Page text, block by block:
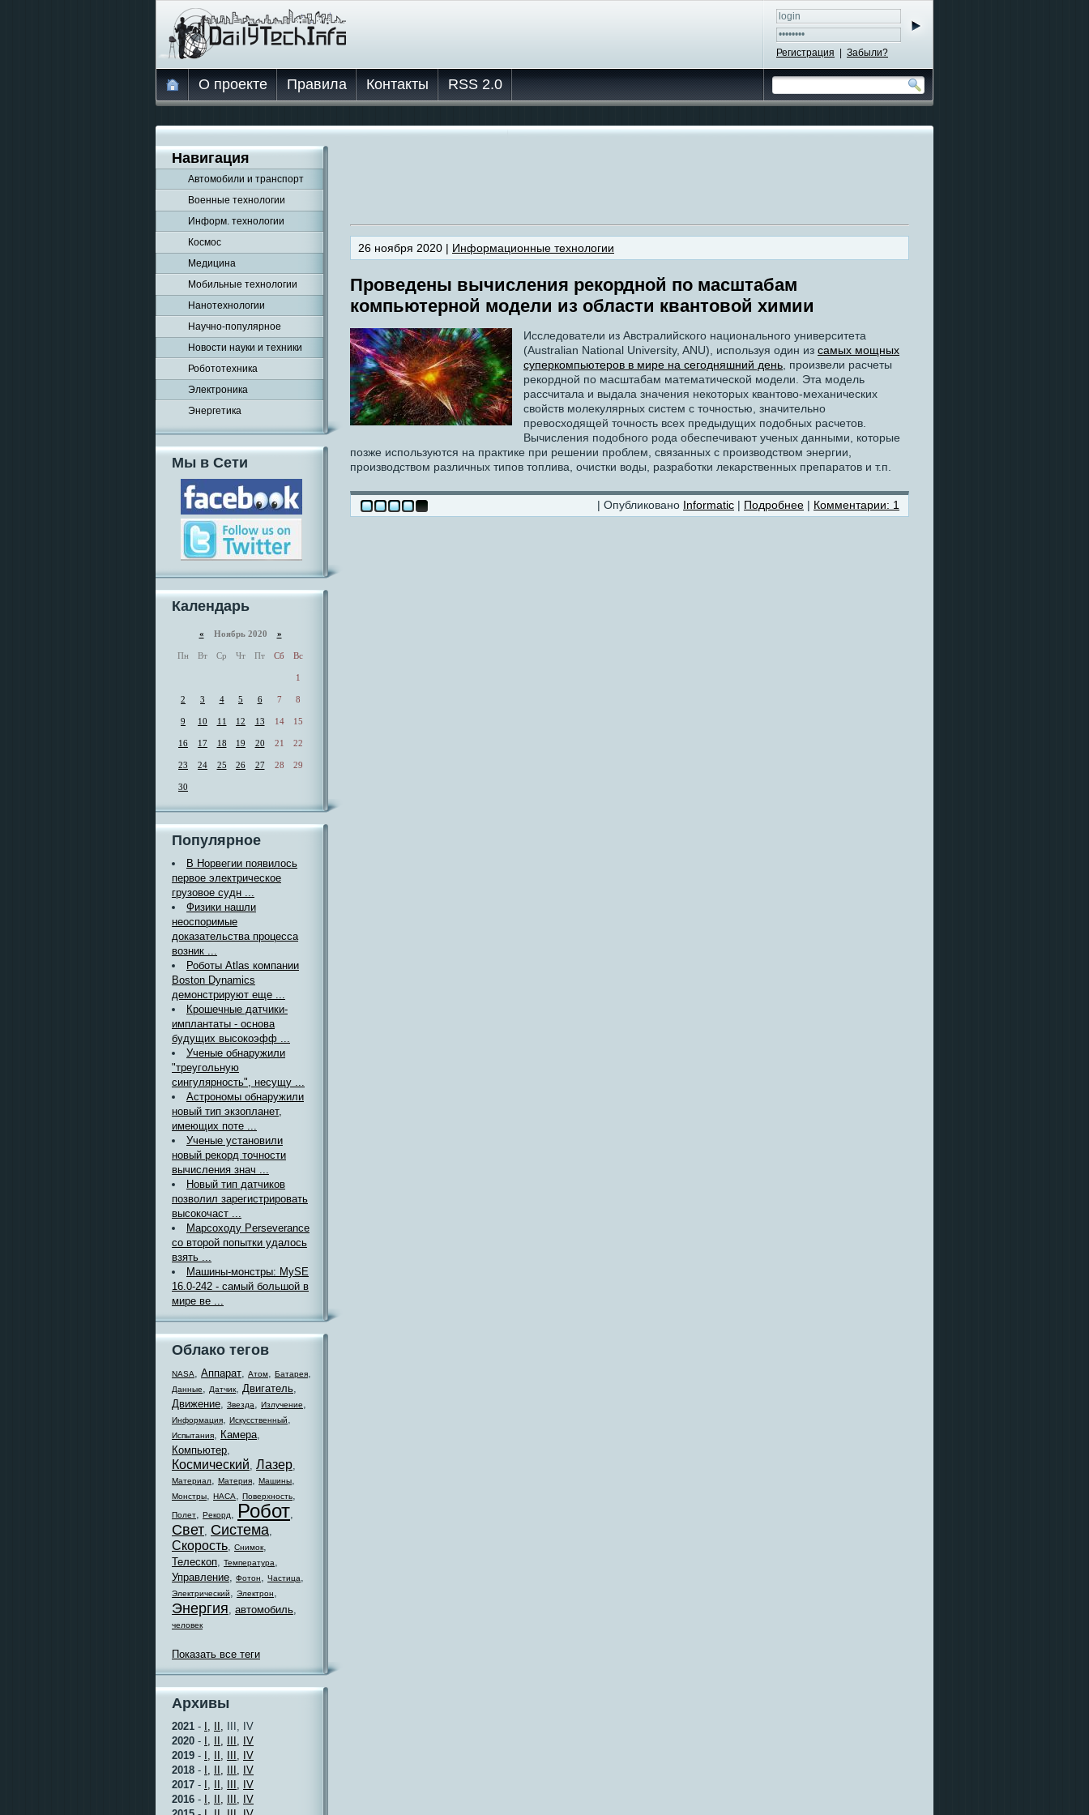
Регистрация Забыли?
О проекте Правила Контакты RSS 2.0
Навигация
Автомобили и транспорт
Военные технологии
Информ. технологии
Космос
Медицина
Мобильные технологии
Нанотехнологии
Научно-популярное
Новости науки и техники
Робототехника
Электроника
Энергетика
Мы в Сети
Календарь
« Ноябрь 2020 »
Пн Вт Ср Чт Пт Сб Вс
1
2 3 4 5 6 7 8
9 10 11 12 13 14 15
16 17 18 19 20 21 22
23 24 25 26 27 28 29
30
Популярное
В Норвегии появилось
первое электрическое
грузовое судн ...
Физики нашли
неоспоримые
доказательства процесса
возник ...
Роботы Atlas компании
Boston Dynamics
демонстрируют еще ...
Крошечные датчики-
имплантаты - основа
будущих высокоэфф ...
Ученые обнаружили
"треугольную
сингулярность", несущу ...
Астрономы обнаружили
новый тип экзопланет,
имеющих поте ...
Ученые установили
новый рекорд точности
вычисления знач ...
Новый тип датчиков
позволил зарегистрировать
высокочаст ...
Марсоходу Perseverance
со второй попытки удалось
взять ...
Машины-монстры: MySE
16.0-242 - самый большой в
мире ве ...
Облако тегов
NASA, Аппарат, Атом, Батарея,
Данные, Датчик, Двигатель,
Движение, Звезда, Излучение,
Информация, Искусственный,
Испытания, Камера,
Компьютер,
Космический, Лазер,
Материал, Материя, Машины,
Монстры, НАСА, Поверхность,
Полет, Рекорд, Робот,
Свет, Система,
Скорость, Снимок,
Телескоп, Температура,
Управление, Фотон, Частица,
Электрический, Электрон,
Энергия, автомобиль,
человек
Показать все теги
Архивы
2021 - I, II, III, IV
2020 - I, II, III, IV
2019 - I, II, III, IV
2018 - I, II, III, IV
2017 - I, II, III, IV
2016 - I, II, III, IV
26 ноября 2020 | Информационные технологии
Проведены вычисления рекордной по масштабам
компьютерной модели из области квантовой химии
Исследователи из Австралийского национального университета
(Australian National University, ANU), используя один из самых мощных
суперкомпьютеров в мире на сегодняшний день , произвели расчеты
рекордной по масштабам математической модели. Эта модель
рассчитала и выдала значения некоторых квантово-механических
свойств молекулярных систем с точностью, значительно
превосходящей точность всех предыдущих подобных расчетов.
Вычисления подобного рода обеспечивают ученых данными, которые
позже используются на практике при решении проблем, связанных с производством энергии,
производством различных типов топлива, очистки воды, разработки лекарственных препаратов и т.п.
| Опубликовано Informatic | Подробнее | Комментарии: 1